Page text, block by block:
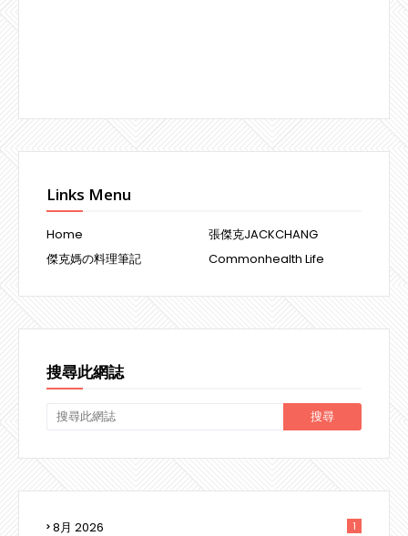
Links Menu
Home
張傑克JACKCHANG
傑克媽の料理筆記
Commonhealth Life
搜尋此網誌
8月 2026 1